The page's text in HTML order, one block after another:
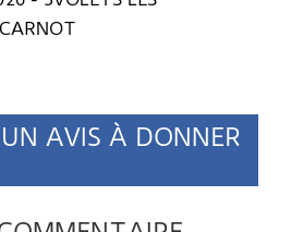
AVIS À DONNER